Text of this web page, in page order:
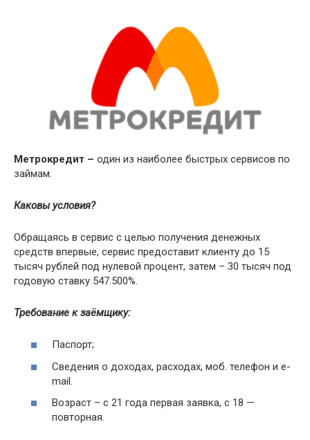
Метрокредит – один из наиболее быстрых сервисов по
займам.
Каковы условия?
Обращаясь в сервис с целью получения денежных
средств впервые, сервис предоставит клиенту до 15
тысяч рублей под нулевой процент, затем – 30 тысяч под
годовую ставку 547.500%.
Требование к заёмщику:
Паспорт;
Сведения о доходах, расходах, моб. телефон и e-
mail.
Возраст – с 21 года первая заявка, с 18 —
повторная.